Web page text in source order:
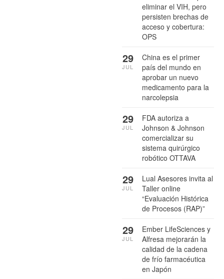
eliminar el VIH, pero
persisten brechas de
acceso y cobertura:
OPS
China es el primer
país del mundo en
aprobar un nuevo
medicamento para la
narcolepsia
29
JUL
FDA autoriza a
Johnson & Johnson
comercializar su
sistema quirúrgico
robótico OTTAVA
29
JUL
Lual Asesores invita al
Taller online
“Evaluación Histórica
de Procesos (RAP)”
29
JUL
Ember LifeSciences y
Alfresa mejorarán la
calidad de la cadena
de frío farmacéutica
en Japón
29
JUL